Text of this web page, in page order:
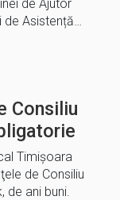
de Ajutor
de Asistență…
Consiliu
Timișoara
de Consiliu
de ani buni.